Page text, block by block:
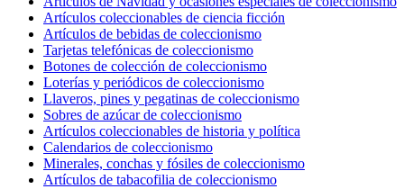
Artículos coleccionables de ciencia ficción
Artículos de bebidas de coleccionismo
Tarjetas telefónicas de coleccionismo
Botones de colección de coleccionismo
Loterías y periódicos de coleccionismo
Llaveros, pines y pegatinas de coleccionismo
Sobres de azúcar de coleccionismo
Artículos coleccionables de historia y política
Calendarios de coleccionismo
Minerales, conchas y fósiles de coleccionismo
Artículos de tabacofilia de coleccionismo